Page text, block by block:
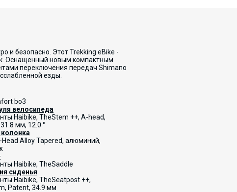
и безопасно. Этот Trekking eBike -
Оснащенный новым компактным
переключения передач Shimano
езды.
bo3
велосипеда
Haibike, TheStem ++, A-head,
мм, 12.0 °
колонка
Head Alloy Tapered, алюминий,
Haibike, TheSaddle
сиденья
Haibike, ТheSeatpost ++,
Patent, 34.9 мм